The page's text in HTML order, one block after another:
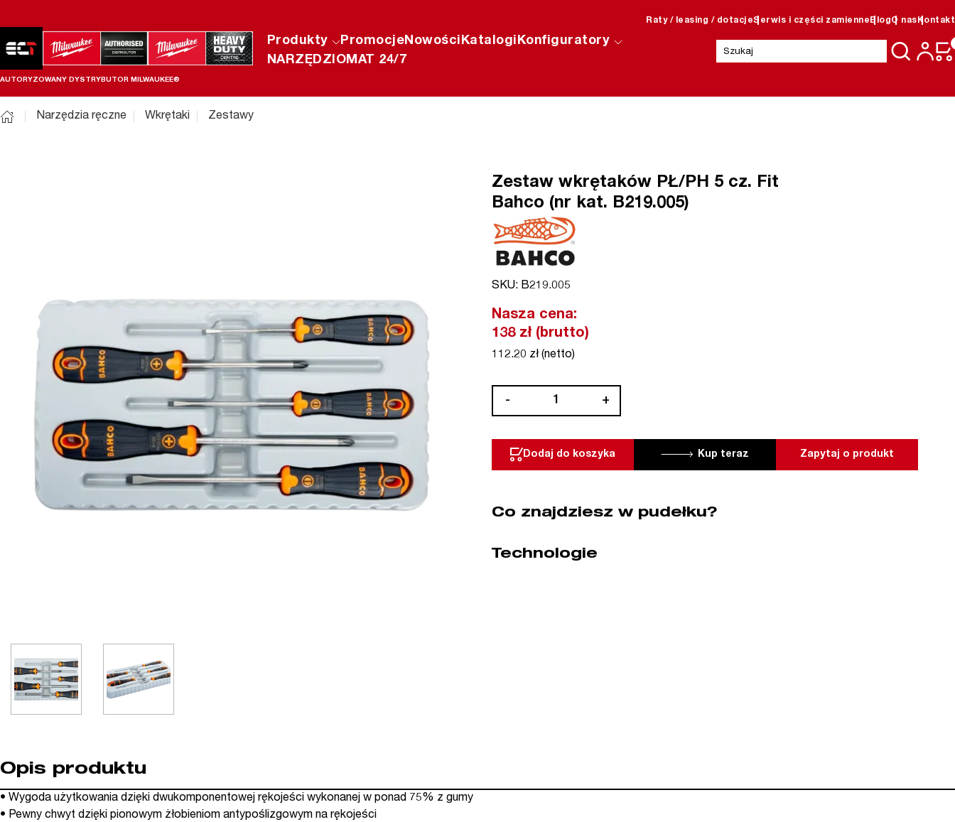
Raty / leasing / dotacjeSerwis i części zamienne BlogO nas Kontakt
AUTORYZOWANY DYSTRYBUTOR MILWAUKEE®
Produkty PromocjeNowościKatalogiKonfiguratory
NARZĘDZIOMAT 24/7
Szukaj:
Narzędzia ręczne Wkrętaki Zestawy
Zestaw wkrętaków PŁ/PH 5 cz. Fit
Bahco (nr kat. B219.005)
SKU: B219.005
Nasza cena:
138 zł (brutto)
112.20 zł (netto)
-
PŁ/PH
Bahco
kat.
+
Dodaj do koszyka Zapytaj o produkt
Kup teraz
Co znajdziesz w pudełku?
Technologie
Opis produktu
• Wygoda użytkowania dzięki dwukomponentowej rękojeści wykonanej w ponad 75% z gumy
• Pewny chwyt dzięki pionowym żłobieniom antypoślizgowym na rękojeści